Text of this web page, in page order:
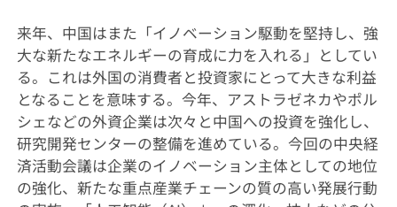
来年、中国はまた「イノベーション駆動を堅持し、強
大な新たなエネルギーの育成に力を入れる」としてい
る。これは外国の消費者と投資家にとって大きな利益
となることを意味する。今年、アストラゼネカやポル
シェなどの外資企業は次々と中国への投資を強化し、
研究開発センターの整備を進めている。今回の中央経
済活動会議は企業のイノベーション主体としての地位
の強化、新たな重点産業チェーンの質の高い発展行動